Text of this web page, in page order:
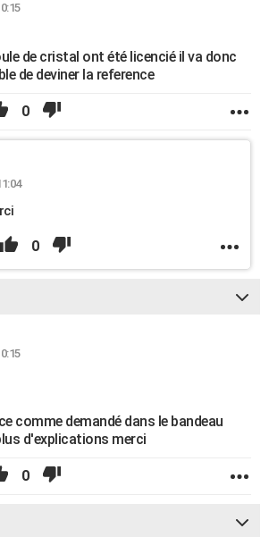
de cristal ont été licencié il va donc
de deviner la reference
0
0
comme demandé dans le bandeau
d'explications merci
0